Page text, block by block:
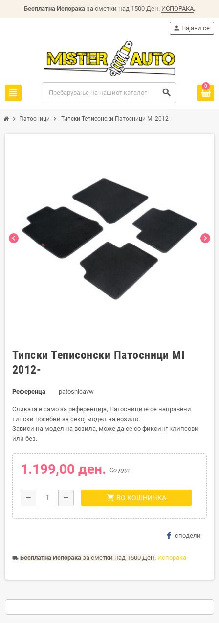
Бесплатна Испорака за сметки над 1500 Ден. ИСПОРАКА.
view_headline search
person Најави се
0
chevron_right Патосници chevron_right Типски Теписонски Патосници MI 2012-
chevron_left chevron_right
Типски Теписонски Патосници MI
2012-
Референца patosnicavw
Сликата е само за референција, Патосниците се направени
типски посебни за секој модел на возило.
Зависи на модел на возила, може да се со фиксинг клипсови
или без.
1.199,00 ден. Со ддв
remove add shopping_cart ВО КОШНИЧКА
сподели
local_shipping Бесплатна Испорака за сметки над 1500 Ден. Испорака